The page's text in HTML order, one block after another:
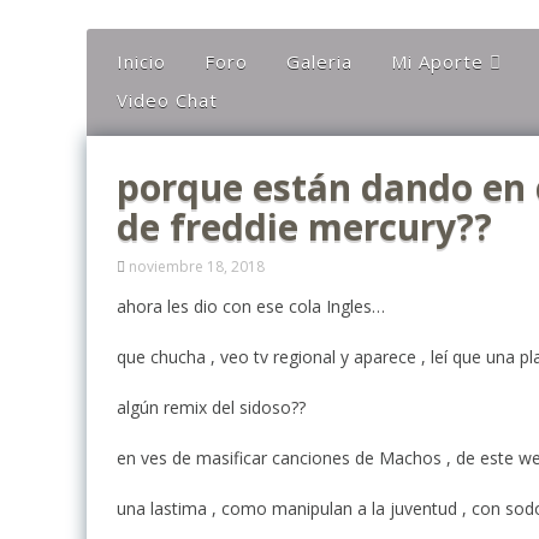
Inicio Foro Galeria Mi Aporte
Comentarios
El Canto Del
El Canto De La
Video Chat
porque están dando
de freddie mercury??
noviembre 18, 2018
ahora les dio con ese cola Ingles…
que chucha , veo tv regional y aparece , leí que una
algún remix del sidoso??
en ves de masificar canciones de Machos , de este
una lastima , como manipulan a la juventud , con